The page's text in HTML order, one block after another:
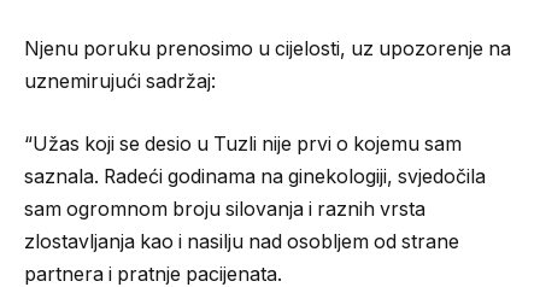
Njenu poruku prenosimo u cijelosti, uz upozorenje na
uznemirujući sadržaj:
“Užas koji se desio u Tuzli nije prvi o kojemu sam
saznala. Radeći godinama na ginekologiji, svjedočila
sam ogromnom broju silovanja i raznih vrsta
zlostavljanja kao i nasilju nad osobljem od strane
partnera i pratnje pacijenata.